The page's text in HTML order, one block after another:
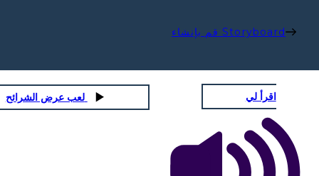
قم بإنشاء Storyboard
لعب عرض الشرائح اقرأ لي